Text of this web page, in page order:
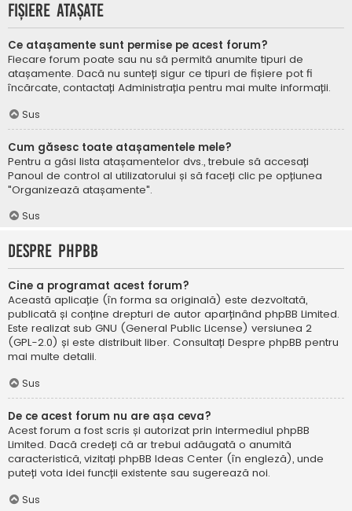
Fișiere atașate
Ce atașamente sunt permise pe acest forum?
Fiecare forum poate sau nu să permită anumite tipuri de
atașamente. Dacă nu sunteți sigur ce tipuri de fișiere pot fi
încărcate, contactați Administrația pentru mai multe informații.
Sus
Cum găsesc toate atașamentele mele?
Pentru a găsi lista atașamentelor dvs., trebuie să accesați
Panoul de control al utilizatorului și să faceți clic pe opțiunea
"Organizează atașamente".
Sus
Despre phpBB
Cine a programat acest forum?
Această aplicație (în forma sa originală) este dezvoltată,
publicată și conține drepturi de autor aparținând phpBB Limited.
Este realizat sub GNU (General Public License) versiunea 2
(GPL-2.0) și este distribuit liber. Consultați Despre phpBB pentru
mai multe detalii.
Sus
De ce acest forum nu are așa ceva?
Acest forum a fost scris și autorizat prin intermediul phpBB
Limited. Dacă credeți că ar trebui adăugată o anumită
caracteristică, vizitați phpBB Ideas Center (în engleză), unde
puteți vota idei funcții existente sau sugerează noi.
Sus